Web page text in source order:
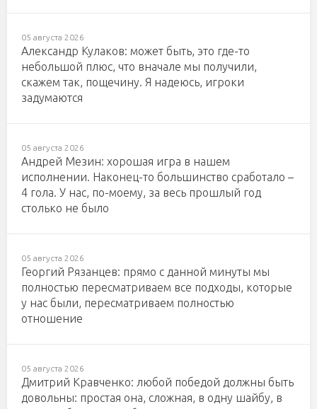
05 августа 2026
Александр Кулаков: может быть, это где-то
небольшой плюс, что вначале мы получили,
скажем так, пощечину. Я надеюсь, игроки
задумаются
05 августа 2026
Андрей Мезин: хорошая игра в нашем
исполнении. Наконец-то большинство сработало –
4 гола. У нас, по-моему, за весь прошлый год
столько не было
05 августа 2026
Георгий Рязанцев: прямо с данной минуты мы
полностью пересматриваем все подходы, которые
у нас были, пересматриваем полностью
отношение
05 августа 2026
Дмитрий Кравченко: любой победой должны быть
довольны: простая она, сложная, в одну шайбу, в